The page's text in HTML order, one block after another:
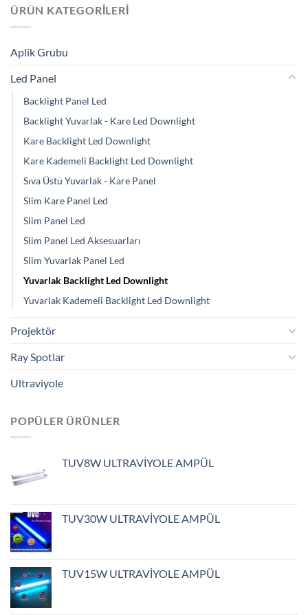
ÜRÜN KATEGORILERI
Aplik Grubu
Led Panel
Backlight Panel Led
Backlight Yuvarlak - Kare Led Downlight
Kare Backlight Led Downlight
Kare Kademeli Backlight Led Downlight
Sıva Üstü Yuvarlak - Kare Panel
Slim Kare Panel Led
Slim Panel Led
Slim Panel Led Aksesuarları
Slim Yuvarlak Panel Led
Yuvarlak Backlight Led Downlight
Yuvarlak Kademeli Backlight Led Downlight
Projektör
Ray Spotlar
Ultraviyole
POPÜLER ÜRÜNLER
TUV8W ULTRAVİYOLE AMPÜL
TUV30W ULTRAVİYOLE AMPÜL
TUV15W ULTRAVİYOLE AMPÜL